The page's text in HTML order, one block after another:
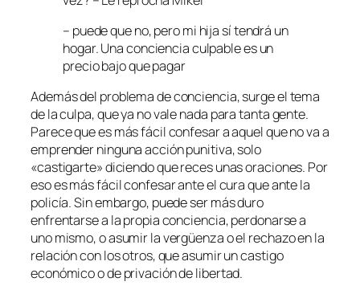
– puede que no, pero mi hija sí tendrá un
hogar. Una conciencia culpable es un
precio bajo que pagar
Además del problema de conciencia, surge el tema
de la culpa, que ya no vale nada para tanta gente.
Parece que es más fácil confesar a aquel que no va a
emprender ninguna acción punitiva, solo
«castigarte» diciendo que reces unas oraciones. Por
eso es más fácil confesar ante el cura que ante la
policía. Sin embargo, puede ser más duro
enfrentarse a la propia conciencia, perdonarse a
uno mismo, o asumir la vergüenza o el rechazo en la
relación con los otros, que asumir un castigo
económico o de privación de libertad.